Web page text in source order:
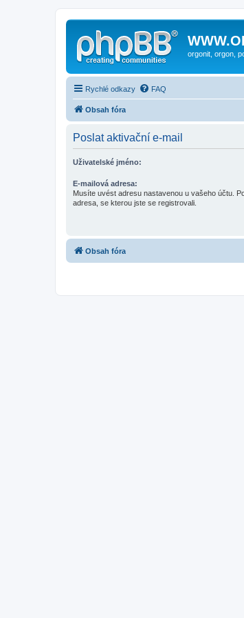
orgonit, orgon,
Rychlé odkazy FAQ
Obsah fóra
Poslat aktivační e-mail
Uživatelské jméno:
E-mailová adresa:
Musíte uvést adresu nastavenou u vašeho účtu.
adresa, se kterou jste se registrovali.
Obsah fóra